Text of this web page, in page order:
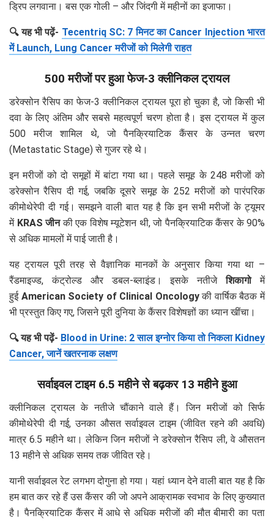
ड्रिप लगवाना। बस एक गोली – और जिंदगी में महीनों का इजाफा।
🔍 यह भी पढ़ें- Tecentriq SC: 7 मिनट का Cancer Injection भारत
में Launch, Lung Cancer मरीजों को मिलेगी राहत
500 मरीजों पर हुआ फेज-3 क्लीनिकल ट्रायल
डरेक्सोन रैसिप का फेज-3 क्लीनिकल ट्रायल पूरा हो चुका है, जो किसी भी
दवा के लिए अंतिम और सबसे महत्वपूर्ण चरण होता है। इस ट्रायल में कुल
500 मरीज शामिल थे, जो पैनक्रियाटिक कैंसर के उन्नत चरण
(Metastatic Stage) से गुजर रहे थे।
इन मरीजों को दो समूहों में बांटा गया था। पहले समूह के 248 मरीजों को
डरेक्सोन रैसिप दी गई, जबकि दूसरे समूह के 252 मरीजों को पारंपरिक
कीमोथेरेपी दी गई। समझने वाली बात यह है कि इन सभी मरीजों के ट्यूमर
में KRAS जीनकी एक विशेष म्यूटेशन थी, जो पैनक्रियाटिक कैंसर के 90%
से अधिक मामलों में पाई जाती है।
यह ट्रायल पूरी तरह से वैज्ञानिक मानकों के अनुसार किया गया था –
रैंडमाइज्ड, कंट्रोल्ड और डबल-ब्लाइंड। इसके नतीजेशिकागोमें
हुई American Society of Clinical Oncologyकी वार्षिक बैठक में
भी प्रस्तुत किए गए, जिसने पूरी दुनिया के कैंसर विशेषज्ञों का ध्यान खींचा।
🔍 यह भी पढ़ें- Blood in Urine: 2 साल इग्नोर किया तो निकला Kidney
Cancer, जानें खतरनाक लक्षण
सर्वाइवल टाइम 6.5 महीने से बढ़कर 13 महीने हुआ
क्लीनिकल ट्रायल के नतीजे चौंकाने वाले हैं। जिन मरीजों को सिर्फ
कीमोथेरेपी दी गई, उनका औसत सर्वाइवल टाइम (जीवित रहने की अवधि)
मात्र 6.5 महीने था। लेकिन जिन मरीजों ने डरेक्सोन रैसिप ली, वे औसतन
13 महीने से अधिक समय तक जीवित रहे।
यानी सर्वाइवल रेट लगभग दोगुना हो गया। यहां ध्यान देने वाली बात यह है कि
हम बात कर रहे हैं उस कैंसर की जो अपने आक्रामक स्वभाव के लिए कुख्यात
है। पैनक्रियाटिक कैंसर में आधे से अधिक मरीजों की मौत बीमारी का पता